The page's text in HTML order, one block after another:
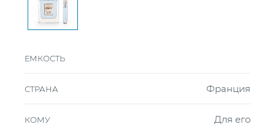
ЕМКОСТЬ
СТРАНА Франция
КОМУ Для его